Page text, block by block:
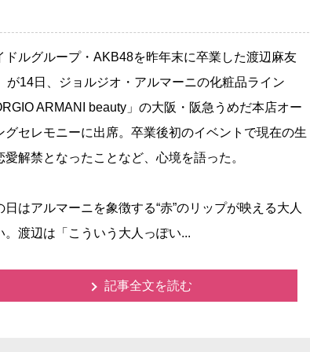
ルグループ・AKB48を昨年末に卒業した渡辺麻友
が14日、ジョルジオ・アルマーニの化粧品ライン
ARMANI beauty」の大阪・阪急うめだ本店オー
グセレモニーに出席。卒業後初のイベントで現在の生
愛解禁となったことなど、心境を語った。
はアルマーニを象徴する“赤”のリップが映える大人
。渡辺は「こういう大人っぽい...
記事全文を読む